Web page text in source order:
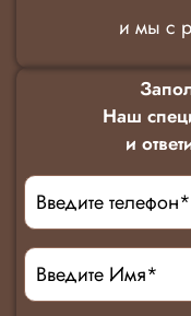
и мы с
Наш
и